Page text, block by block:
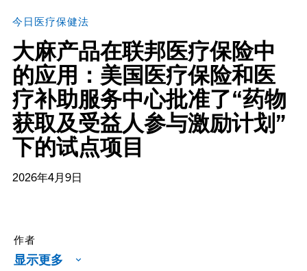
今日医疗保健法
大麻产品在联邦医疗保险中
的应用：美国医疗保险和医
疗补助服务中心批准了“药物
获取及受益人参与激励计划”
下的试点项目
2026年4月9日
作者
显示更多